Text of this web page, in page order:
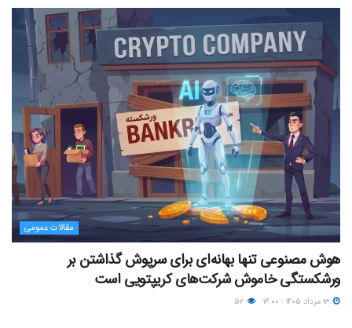
مقالات عمومی
هوش مصنوعی تنها بهانه‌ای برای سرپوش گذاشتن بر
ورشکستگی خاموش شرکت‌های کریپتویی است